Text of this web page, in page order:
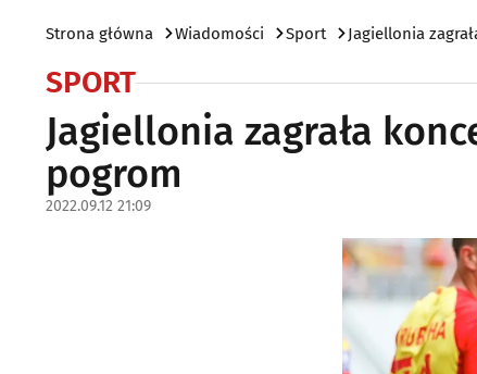
Strona główna Wiadomości Sport Jagiellonia
SPORT
Jagiellonia zagrała
pogrom
2022.09.12 21:09